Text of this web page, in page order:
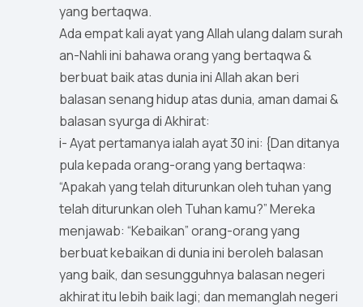
yang bertaqwa.
Ada empat kali ayat yang Allah ulang dalam surah
an-Nahli ini bahawa orang yang bertaqwa &
berbuat baik atas dunia ini Allah akan beri
balasan senang hidup atas dunia, aman damai &
balasan syurga di Akhirat:
i- Ayat pertamanya ialah ayat 30 ini: {Dan ditanya
pula kepada orang-orang yang bertaqwa:
“Apakah yang telah diturunkan oleh tuhan yang
telah diturunkan oleh Tuhan kamu?” Mereka
menjawab: “Kebaikan” orang-orang yang
berbuat kebaikan di dunia ini beroleh balasan
yang baik, dan sesungguhnya balasan negeri
akhirat itu lebih baik lagi; dan memanglah negeri